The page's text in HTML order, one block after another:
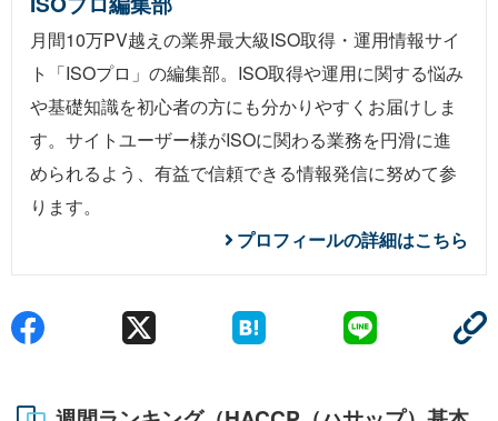
月間10万PV越えの業界最大級ISO取得・運用情報サイ
ト「ISOプロ」の編集部。ISO取得や運用に関する悩み
や基礎知識を初心者の方にも分かりやすくお届けしま
す。サイトユーザー様がISOに関わる業務を円滑に進
められるよう、有益で信頼できる情報発信に努めて参
ります。
プロフィールの詳細はこちら